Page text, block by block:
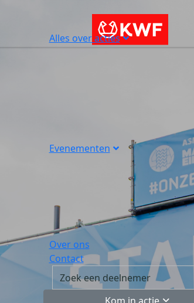
Alles over acties
Evenementen
Over ons
Contact